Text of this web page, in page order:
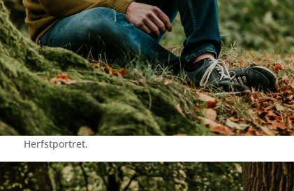
Herfstportret.